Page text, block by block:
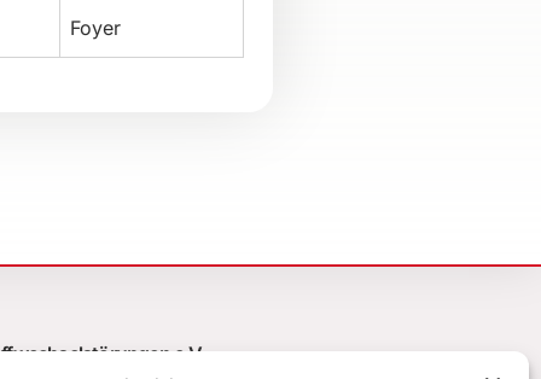
Foyer
e.V.